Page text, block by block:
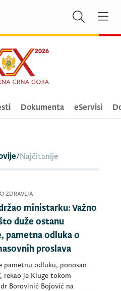
Dokumenta eServisi
/Najčitanije
ZDRAVLJA
ministarku: Važno
duže ostanu
pametna odluka o
proslava
pametnu odluku, ponosan
rekao je Kluge tokom
Borovinić Bojović na